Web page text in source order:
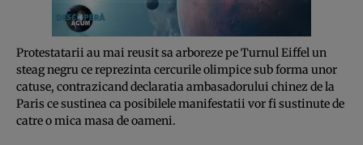
Protestatarii au mai reusit sa arboreze pe Turnul Eiffel un
steag negru ce reprezinta cercurile olimpice sub forma unor
catuse, contrazicand declaratia ambasadorului chinez de la
Paris ce sustinea ca posibilele manifestatii vor fi sustinute de
catre o mica masa de oameni.